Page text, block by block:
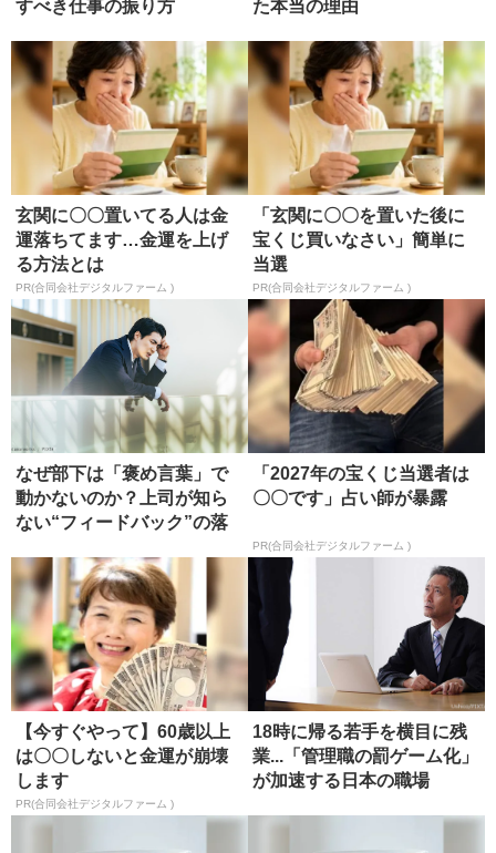
すべき仕事の振り方 た本当の理由
玄関に〇〇置いてる人は金
運落ちてます…金運を上げ
る方法とは
PR(合同会社デジタルファーム )
「玄関に〇〇を置いた後に
宝くじ買いなさい」簡単に
当選
PR(合同会社デジタルファーム )
なぜ部下は「褒め言葉」で
動かないのか？上司が知ら
ない“フィードバック”の落
「2027年の宝くじ当選者は
〇〇です」占い師が暴露
PR(合同会社デジタルファーム )
【今すぐやって】60歳以上
は〇〇しないと金運が崩壊
します
PR(合同会社デジタルファーム )
18時に帰る若手を横目に残
業...「管理職の罰ゲーム化」
が加速する日本の職場